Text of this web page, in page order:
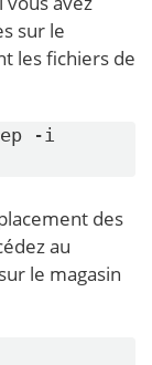
sur le
les fichiers de
-i
des
au
le magasin